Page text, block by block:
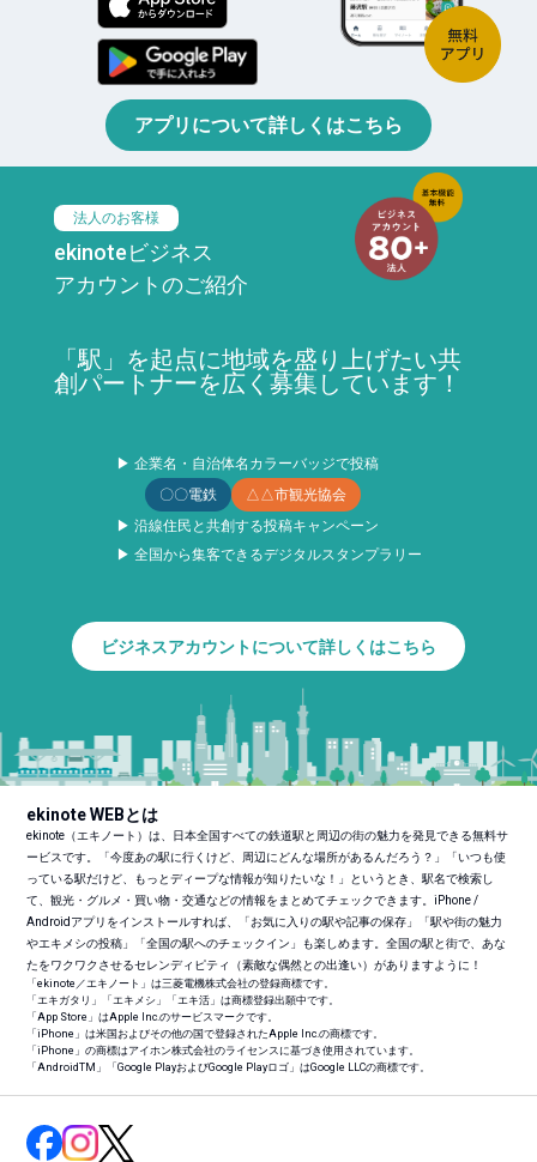
アプリについて詳しくはこちら
法人のお客様
ekinoteビジネス
アカウントのご紹介
「駅」を起点に地域を盛り上げたい共
創パートナーを広く募集しています！
▶ 企業名・自治体名カラーバッジで投稿
〇〇電鉄
△△市観光協会
▶ 沿線住民と共創する投稿キャンペーン
▶ 全国から集客できるデジタルスタンプラリー
ビジネスアカウントについて詳しくはこちら
ekinote WEBとは
ekinote（エキノート）は、日本全国すべての鉄道駅と周辺の街の魅力を発見できる無料サ
ービスです。「今度あの駅に行くけど、周辺にどんな場所があるんだろう？」「いつも使
っている駅だけど、もっとディープな情報が知りたいな！」というとき、駅名で検索し
て、観光・グルメ・買い物・交通などの情報をまとめてチェックできます。iPhone /
Androidアプリをインストールすれば、「お気に入りの駅や記事の保存」「駅や街の魅力
やエキメシの投稿」「全国の駅へのチェックイン」も楽しめます。全国の駅と街で、あな
たをワクワクさせるセレンディピティ（素敵な偶然との出逢い）がありますように！
「ekinote／エキノート」は三菱電機株式会社の登録商標です。
「エキガタリ」「エキメシ」「エキ活」は商標登録出願中です。
「App Store」はApple Inc.のサービスマークです。
「iPhone」は米国およびその他の国で登録されたApple Inc.の商標です。
「iPhone」の商標はアイホン株式会社のライセンスに基づき使用されています。
「AndroidTM 」「Google PlayおよびGoogle Playロゴ」はGoogle LLCの商標です。